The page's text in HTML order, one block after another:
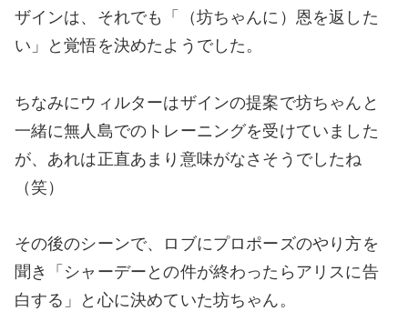
ザインは、それでも「（坊ちゃんに）恩を返した
い」と覚悟を決めたようでした。
ちなみにウィルターはザインの提案で坊ちゃんと
一緒に無人島でのトレーニングを受けていました
が、あれは正直あまり意味がなさそうでしたね
（笑）
その後のシーンで、ロブにプロポーズのやり方を
聞き「シャーデーとの件が終わったらアリスに告
白する」と心に決めていた坊ちゃん。